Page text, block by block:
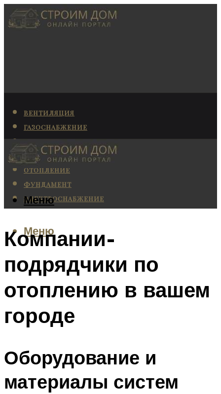
ВЕНТИЛЯЦИЯ
ГАЗОСНАБЖЕНИЕ
КАНАЛИЗАЦИЯ
КОНДИЦИОНИРОВАНИЕ
ОТОПЛЕНИЕ
ФУНДАМЕНТ
ЭЛЕКТРОСНАБЖЕНИЕ
Меню
Меню
Компании-
подрядчики по
отоплению в вашем
городе
Оборудование и
материалы систем